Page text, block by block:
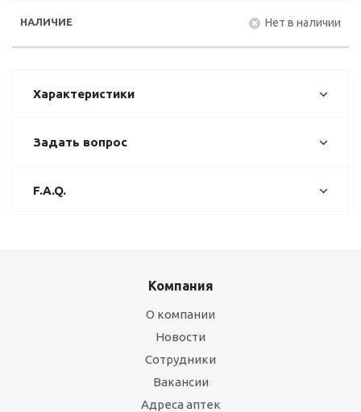
Нет в наличии
Характеристики
Задать вопрос
F.A.Q.
Компания
О компании
Новости
Сотрудники
Вакансии
Адреса аптек